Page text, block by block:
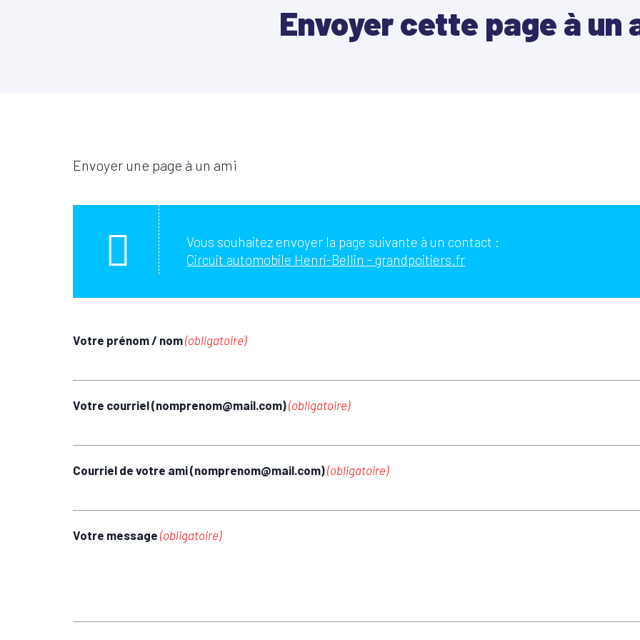
Envoyer cette page à un
Envoyer une page à un ami
Vous souhaitez envoyer la page suivante à un contact :
Circuit automobile Henri-Bellin - grandpoitiers.fr
Votre prénom / nom(obligatoire)
Votre courriel (nomprenom@mail.com)(obligatoire)
Courriel de votre ami (nomprenom@mail.com)(obligatoire)
Votre message (obligatoire)